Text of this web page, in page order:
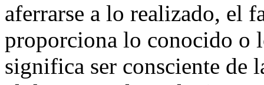
aferrarse a lo realizado, el
proporciona lo conocido o
significa ser consciente de